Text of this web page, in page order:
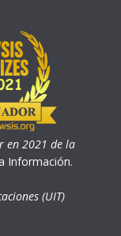
en 2021 de la
Información.
(UIT)